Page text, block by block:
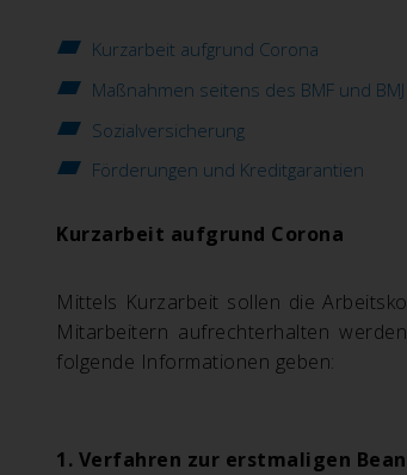
Kurzarbeit aufgrund Corona
Maßnahmen seitens des BMF und BMJ
Sozialversicherung
Förderungen und Kreditgarantien
Kurzarbeit aufgrund Corona
Mittels Kurzarbeit sollen die
Mitarbeitern aufrechterhalten
folgende Informationen geben:
1. Verfahren zur erstmaligen